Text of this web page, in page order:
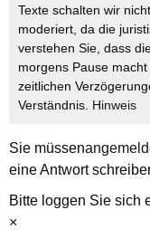
Texte schalten wir
moderiert, da die
verstehen Sie, dass
morgens Pause
zeitlichen
Verständnis. Hinweis
Sie müssen
eine Antwort
Bitte loggen Sie sich
×